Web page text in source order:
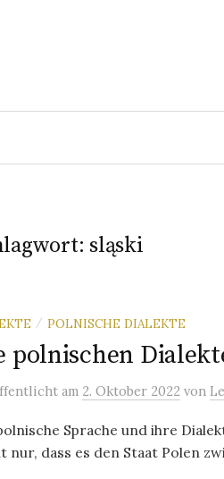
sląski
/ POLNISCHE DIALEKTE
polnischen
am 2. Oktober 2022 von
Sprache und ihre
nur, dass es den Staat Polen